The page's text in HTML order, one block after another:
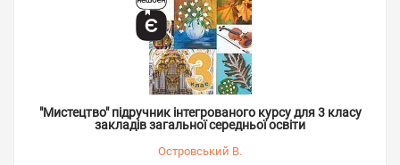
"Мистецтво" підручник інтегрованого курсу для 3 класу
закладів загальної середньої освіти
Островський В.